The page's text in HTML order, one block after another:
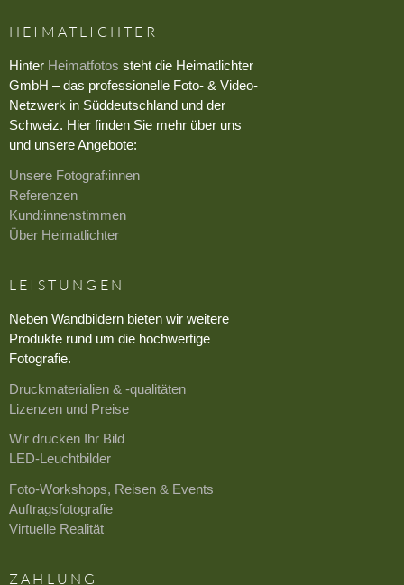
HEIMATLICHTER
Hinter Heimatfotos steht die Heimatlichter
GmbH – das professionelle Foto- & Video-
Netzwerk in Süddeutschland und der
Schweiz. Hier finden Sie mehr über uns
und unsere Angebote:
Unsere Fotograf:innen
Referenzen
Kund:innenstimmen
Über Heimatlichter
LEISTUNGEN
Neben Wandbildern bieten wir weitere
Produkte rund um die hochwertige
Fotografie.
Druckmaterialien & -qualitäten
Lizenzen und Preise
Wir drucken Ihr Bild
LED-Leuchtbilder
Foto-Workshops, Reisen & Events
Auftragsfotografie
Virtuelle Realität
ZAHLUNG